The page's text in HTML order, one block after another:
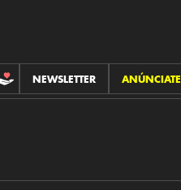
CONTRIBUCIONES
NEWSLETTER ANÚNCIATE